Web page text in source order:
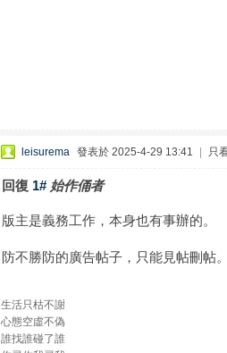
leisurema 發表於 2025-4-29 13:41 只
回復 1# 始作俑者
版主是義務工作，本身也有事辦的。
防不勝防的廣告帖子，只能見帖刪帖
生活只枯不謝
心態空虛不偽
誰找誰碰了誰